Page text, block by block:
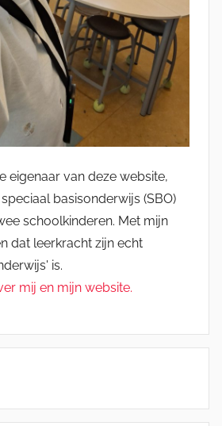
eigenaar van deze website,
basisonderwijs (SBO)
schoolkinderen. Met mijn
dat leerkracht zijn echt
is.
mij en mijn website.